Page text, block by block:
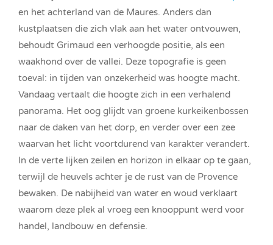
en het achterland van de Maures. Anders dan
kustplaatsen die zich vlak aan het water ontvouwen,
behoudt Grimaud een verhoogde positie, als een
waakhond over de vallei. Deze topografie is geen
toeval: in tijden van onzekerheid was hoogte macht.
Vandaag vertaalt die hoogte zich in een verhalend
panorama. Het oog glijdt van groene kurkeikenbossen
naar de daken van het dorp, en verder over een zee
waarvan het licht voortdurend van karakter verandert.
In de verte lijken zeilen en horizon in elkaar op te gaan,
terwijl de heuvels achter je de rust van de Provence
bewaken. De nabijheid van water en woud verklaart
waarom deze plek al vroeg een knooppunt werd voor
handel, landbouw en defensie.